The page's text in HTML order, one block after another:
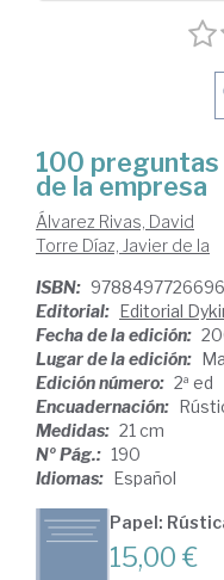
100
de la empresa
Álvarez Rivas, David
Torre Díaz, Javier de la
ISBN: 9788497726696
Editorial: Editorial
Fecha de la edición:
Lugar de la edición:
Edición número: 2ª ed
Encuadernación:
Medidas: 21 cm
Nº Pág.: 190
Idiomas: Español
Papel:
15,00 €